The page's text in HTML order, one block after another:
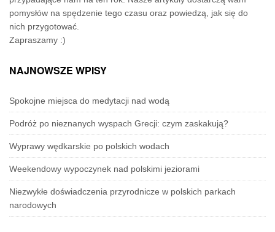
pomysłów na spędzenie tego czasu oraz powiedzą, jak się do
nich przygotować.
Zapraszamy :)
NAJNOWSZE WPISY
Spokojne miejsca do medytacji nad wodą
Podróż po nieznanych wyspach Grecji: czym zaskakują?
Wyprawy wędkarskie po polskich wodach
Weekendowy wypoczynek nad polskimi jeziorami
Niezwykłe doświadczenia przyrodnicze w polskich parkach
narodowych